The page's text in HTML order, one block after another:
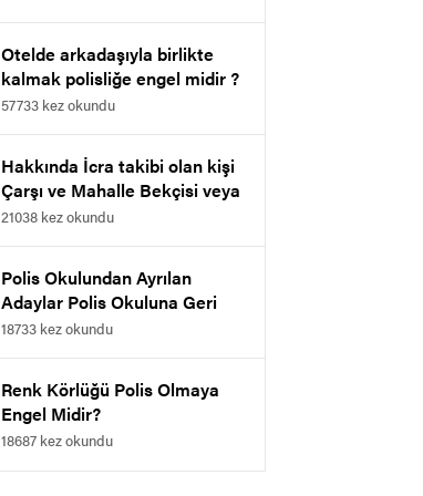
Otelde arkadaşıyla birlikte
kalmak polisliğe engel midir ?
57733 kez okundu
Hakkında İcra takibi olan kişi
Çarşı ve Mahalle Bekçisi veya
Polis olabilir mi?
21038 kez okundu
Polis Okulundan Ayrılan
Adaylar Polis Okuluna Geri
Dönebilir mi?
18733 kez okundu
Renk Körlüğü Polis Olmaya
Engel Midir?
18687 kez okundu